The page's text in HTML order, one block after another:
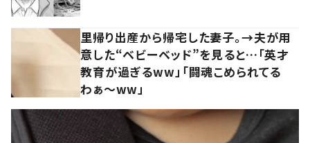
里帰り出産から帰宅した妻子。→夫が用
意した“ベビーベッド”を見ると…「英才
教育が過ぎるww」「闘魂こめられてる
わぁ～ww」